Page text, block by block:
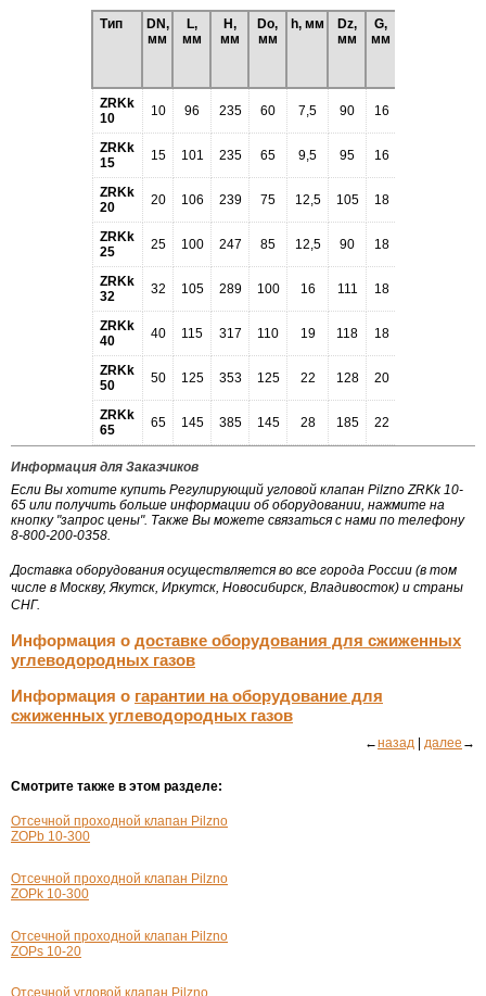
Тип
DN,
мм
L,
мм
H,
мм
Do,
мм
h, мм
Dz,
мм
G,
мм
ZRKk
10
10 96 235 60 7,5 90 16
ZRKk
15
15 101 235 65 9,5 95 16
ZRKk
20
20 106 239 75 12,5 105 18
ZRKk
25
25 100 247 85 12,5 90 18
ZRKk
32
32 105 289 100 16 111 18
ZRKk
40
40 115 317 110 19 118 18
ZRKk
50
50 125 353 125 22 128 20
ZRKk
65
65 145 385 145 28 185 22
Информация для Заказчиков
Если Вы хотите купить Регулирующий угловой клапан Pilzno ZRKk 10-
65 или получить больше информации об оборудовании, нажмите на
кнопку "запрос цены". Также Вы можете связаться с нами по телефону
8-800-200-0358.
Доставка оборудования осуществляется во все города России (в том
числе в Москву, Якутск, Иркутск, Новосибирск, Владивосток) и страны
СНГ.
Информация о доставке оборудования для сжиженных
углеводородных газов
Информация о гарантии на оборудование для
сжиженных углеводородных газов
←назад далее →
Смотрите также в этом разделе:
Отсечной проходной клапан Pilzno
ZOPb 10-300
Отсечной проходной клапан Pilzno
ZOPk 10-300
Отсечной проходной клапан Pilzno
ZOPs 10-20